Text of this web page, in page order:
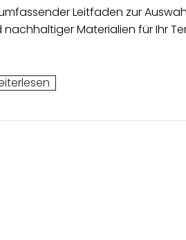
Leitfaden zur
nachhaltiger Materialien für Ihr